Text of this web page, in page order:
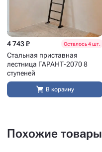
4 743 ₽ Осталось 4 шт.
Стальная приставная
лестница ГАРАНТ-2070 8
ступеней
В корзину
Похожие товары